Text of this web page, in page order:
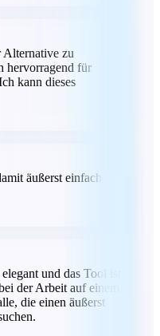
Alternative zu
hervorragend für
kann dieses
äußerst einfach
und das Tool ist
der Arbeit auf einem
die einen äußerst